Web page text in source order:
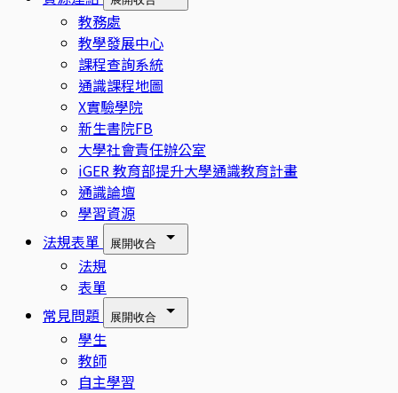
教務處
教學發展中心
課程查詢系統
通識課程地圖
X實驗學院
新生書院FB
大學社會責任辦公室
iGER 教育部提升大學通識教育計畫
通識論壇
學習資源
法規表單
展開收合
法規
表單
常見問題
展開收合
學生
教師
自主學習